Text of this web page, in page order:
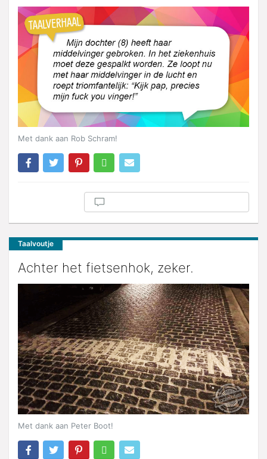
Met dank aan Rob Schram!
Taalvoutje
Achter het fietsenhok, zeker.
Met dank aan Peter Boot!